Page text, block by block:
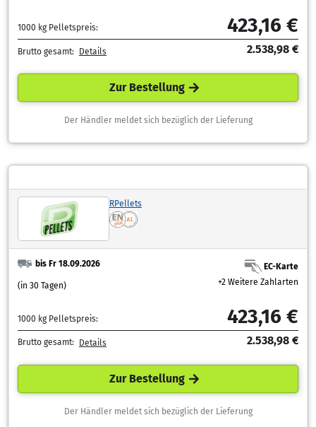
1000 kg Pelletspreis: 423,16 €
Brutto gesamt: Details 2.538,98 €
Zur Bestellung
Der Händler meldet sich bezüglich der Lieferung
RPellets
bis Fr 18.09.2026
(in 30 Tagen)
EC-Karte
+2 Weitere Zahlarten
1000 kg Pelletspreis: 423,16 €
Brutto gesamt: Details 2.538,98 €
Zur Bestellung
Der Händler meldet sich bezüglich der Lieferung